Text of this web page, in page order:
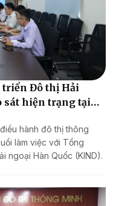
triển Đô thị Hải
sát hiện trạng tại
hành đô thị thông
làm việc với Tổng
ngoại Hàn Quốc (KIND).